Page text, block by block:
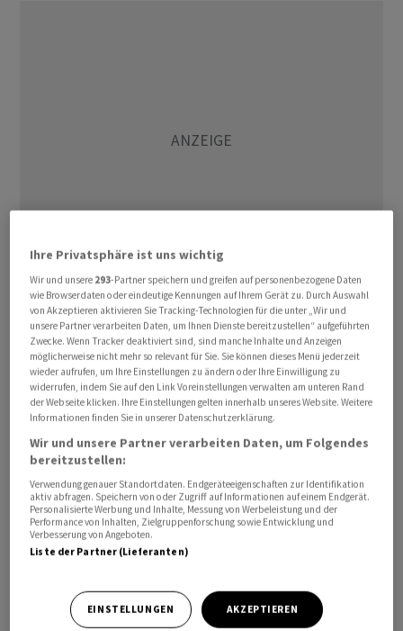
Erst nachdem Frankreichs mächtige
Gewerkschaftsbossin, CGT-Chefin Sophie Binet, am
Donnerstagmorgen persönlich beim demonstrierenden
Personal am Fuss des Eiffelturms erschien und
Bürgermeisterin Anne Hidalgo zu Verhandlungen
aufrief, kamen offenbar Beratungen in Gang. Am Abend
teilte die Betreibergesellschaft SETE mit, der bis 2030
laufende Vertrag mit der Stadt werde überarbeitet.
Beabsichtigt sei, die Geldzahlungen an die Stadt zu
reduzieren, um Einnahmeverlusten während der
Corona-Pandemie sowie den Mehrkosten bei der
Sanierung des Bauwerks Rechnung zu tragen. Die
ihre Arbeitsbedingungen und Bezahlung dadurch nicht
beeinträchtigt werden.
Ihre Privatsphäre ist uns wichtig
Wir und unsere 293-Partner speichern und greifen auf personenbezogene Daten
wie Browserdaten oder eindeutige Kennungen auf Ihrem Gerät zu. Durch Auswahl
von Akzeptieren aktivieren Sie Tracking-Technologien für die unter „Wir und
unsere Partner verarbeiten Daten, um Ihnen Dienste bereitzustellen“ aufgeführten
Zwecke. Wenn Tracker deaktiviert sind, sind manche Inhalte und Anzeigen
möglicherweise nicht mehr so relevant für Sie. Sie können dieses Menü jederzeit
wieder aufrufen, um Ihre Einstellungen zu ändern oder Ihre Einwilligung zu
widerrufen, indem Sie auf den Link Voreinstellungen verwalten am unteren Rand
der Webseite klicken. Ihre Einstellungen gelten innerhalb unseres Website. Weitere
Informationen finden Sie in unserer Datenschutzerklärung.
Wir und unsere Partner verarbeiten Daten, um Folgendes
bereitzustellen:
Verwendung genauer Standortdaten. Endgeräteeigenschaften zur Identifikation
aktiv abfragen. Speichern von oder Zugriff auf Informationen auf einem Endgerät.
Personalisierte Werbung und Inhalte, Messung von Werbeleistung und der
Performance von Inhalten, Zielgruppenforschung sowie Entwicklung und
Verbesserung von Angeboten.
Liste der Partner (Lieferanten)
EINSTELLUNGEN AKZEPTIEREN